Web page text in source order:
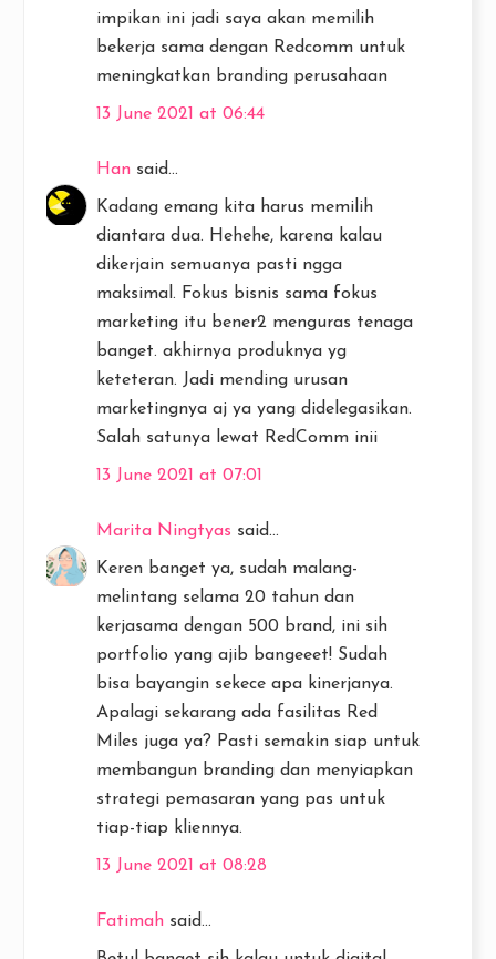
impikan ini jadi saya akan memilih
bekerja sama dengan Redcomm untuk
meningkatkan branding perusahaan
13 June 2021 at 06:44
Han said...
Kadang emang kita harus memilih
diantara dua. Hehehe, karena kalau
dikerjain semuanya pasti ngga
maksimal. Fokus bisnis sama fokus
marketing itu bener2 menguras tenaga
banget. akhirnya produknya yg
keteteran. Jadi mending urusan
marketingnya aj ya yang didelegasikan.
Salah satunya lewat RedComm inii
13 June 2021 at 07:01
Marita Ningtyas said...
Keren banget ya, sudah malang-
melintang selama 20 tahun dan
kerjasama dengan 500 brand, ini sih
portfolio yang ajib bangeeet! Sudah
bisa bayangin sekece apa kinerjanya.
Apalagi sekarang ada fasilitas Red
Miles juga ya? Pasti semakin siap untuk
membangun branding dan menyiapkan
strategi pemasaran yang pas untuk
tiap-tiap kliennya.
13 June 2021 at 08:28
Fatimah said...